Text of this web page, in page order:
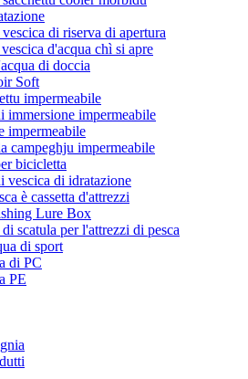
di riserva di apertura
d'acqua chì si apre
di doccia
Soft
impermeabile
immersione impermeabile
impermeabile
campeghju impermeabile
bicicletta
vescica di idratazione
è cassetta d'attrezzi
Lure Box
di scatula per l'attrezzi di pesca
di sport
di PC
PE